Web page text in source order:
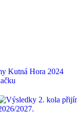
Kutná Hora 2024